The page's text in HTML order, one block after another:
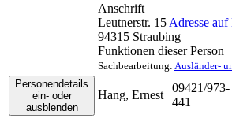
Anschrift
Leutnerstr. 15 Adresse auf
94315 Straubing
Funktionen dieser Person
Sachbearbeitung: Ausländer-
Personendetails
ein- oder
ausblenden
Hang, Ernest
09421/973-
441